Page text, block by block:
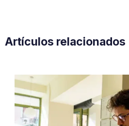
Artículos relacionados